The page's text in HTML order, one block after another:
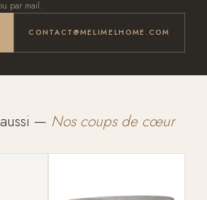
par mail.
CONTACT@MELIMELHOME.COM
— Nos coups de cœur